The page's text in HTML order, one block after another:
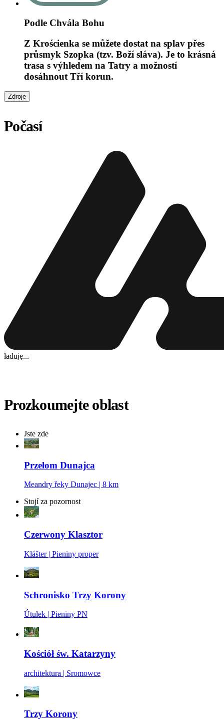
Podle Chvála Bohu
Z Krościenka se můžete dostat na splav přes
průsmyk Szopka (tzv. Boží sláva). Je to krásná
trasa s výhledem na Tatry a možností
dosáhnout Tří korun.
Zdroje
Počasí
ładuję...
Prozkoumejte oblast
Jste zde
Przełom Dunajca
Meandry řeky Dunajec | 8 km
Stojí za pozornost
Czerwony Klasztor
Klášter | Pieniny proper
Schronisko Trzy Korony
Útulek | Pieniny PN
Kościół św. Katarzyny
architektura | Sromowce
Trzy Korony